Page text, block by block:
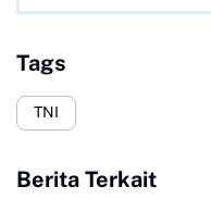
Tags
TNI
Berita Terkait